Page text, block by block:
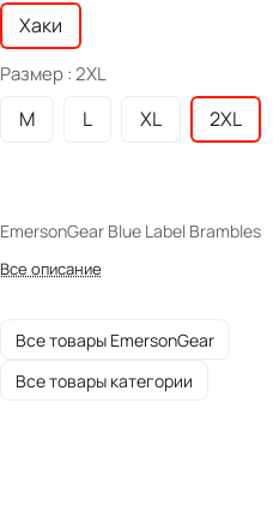
Хаки
Размер :2XL
M L XL 2XL
EmersonGear Blue Label Brambles
Все описание
Все товары EmersonGear
Все товары категории